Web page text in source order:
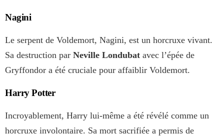
Nagini
Le serpent de Voldemort, Nagini, est un horcruxe vivant.
Sa destruction par Neville Londubat avec l’épée de
Gryffondor a été cruciale pour affaiblir Voldemort.
Harry Potter
Incroyablement, Harry lui-même a été révélé comme un
horcruxe involontaire. Sa mort sacrifiée a permis de